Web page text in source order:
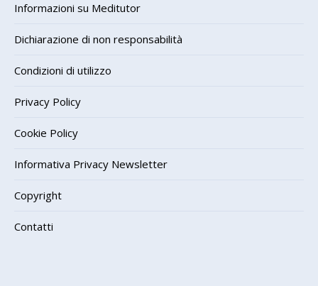
Informazioni su Meditutor
Dichiarazione di non responsabilità
Condizioni di utilizzo
Privacy Policy
Cookie Policy
Informativa Privacy Newsletter
Copyright
Contatti